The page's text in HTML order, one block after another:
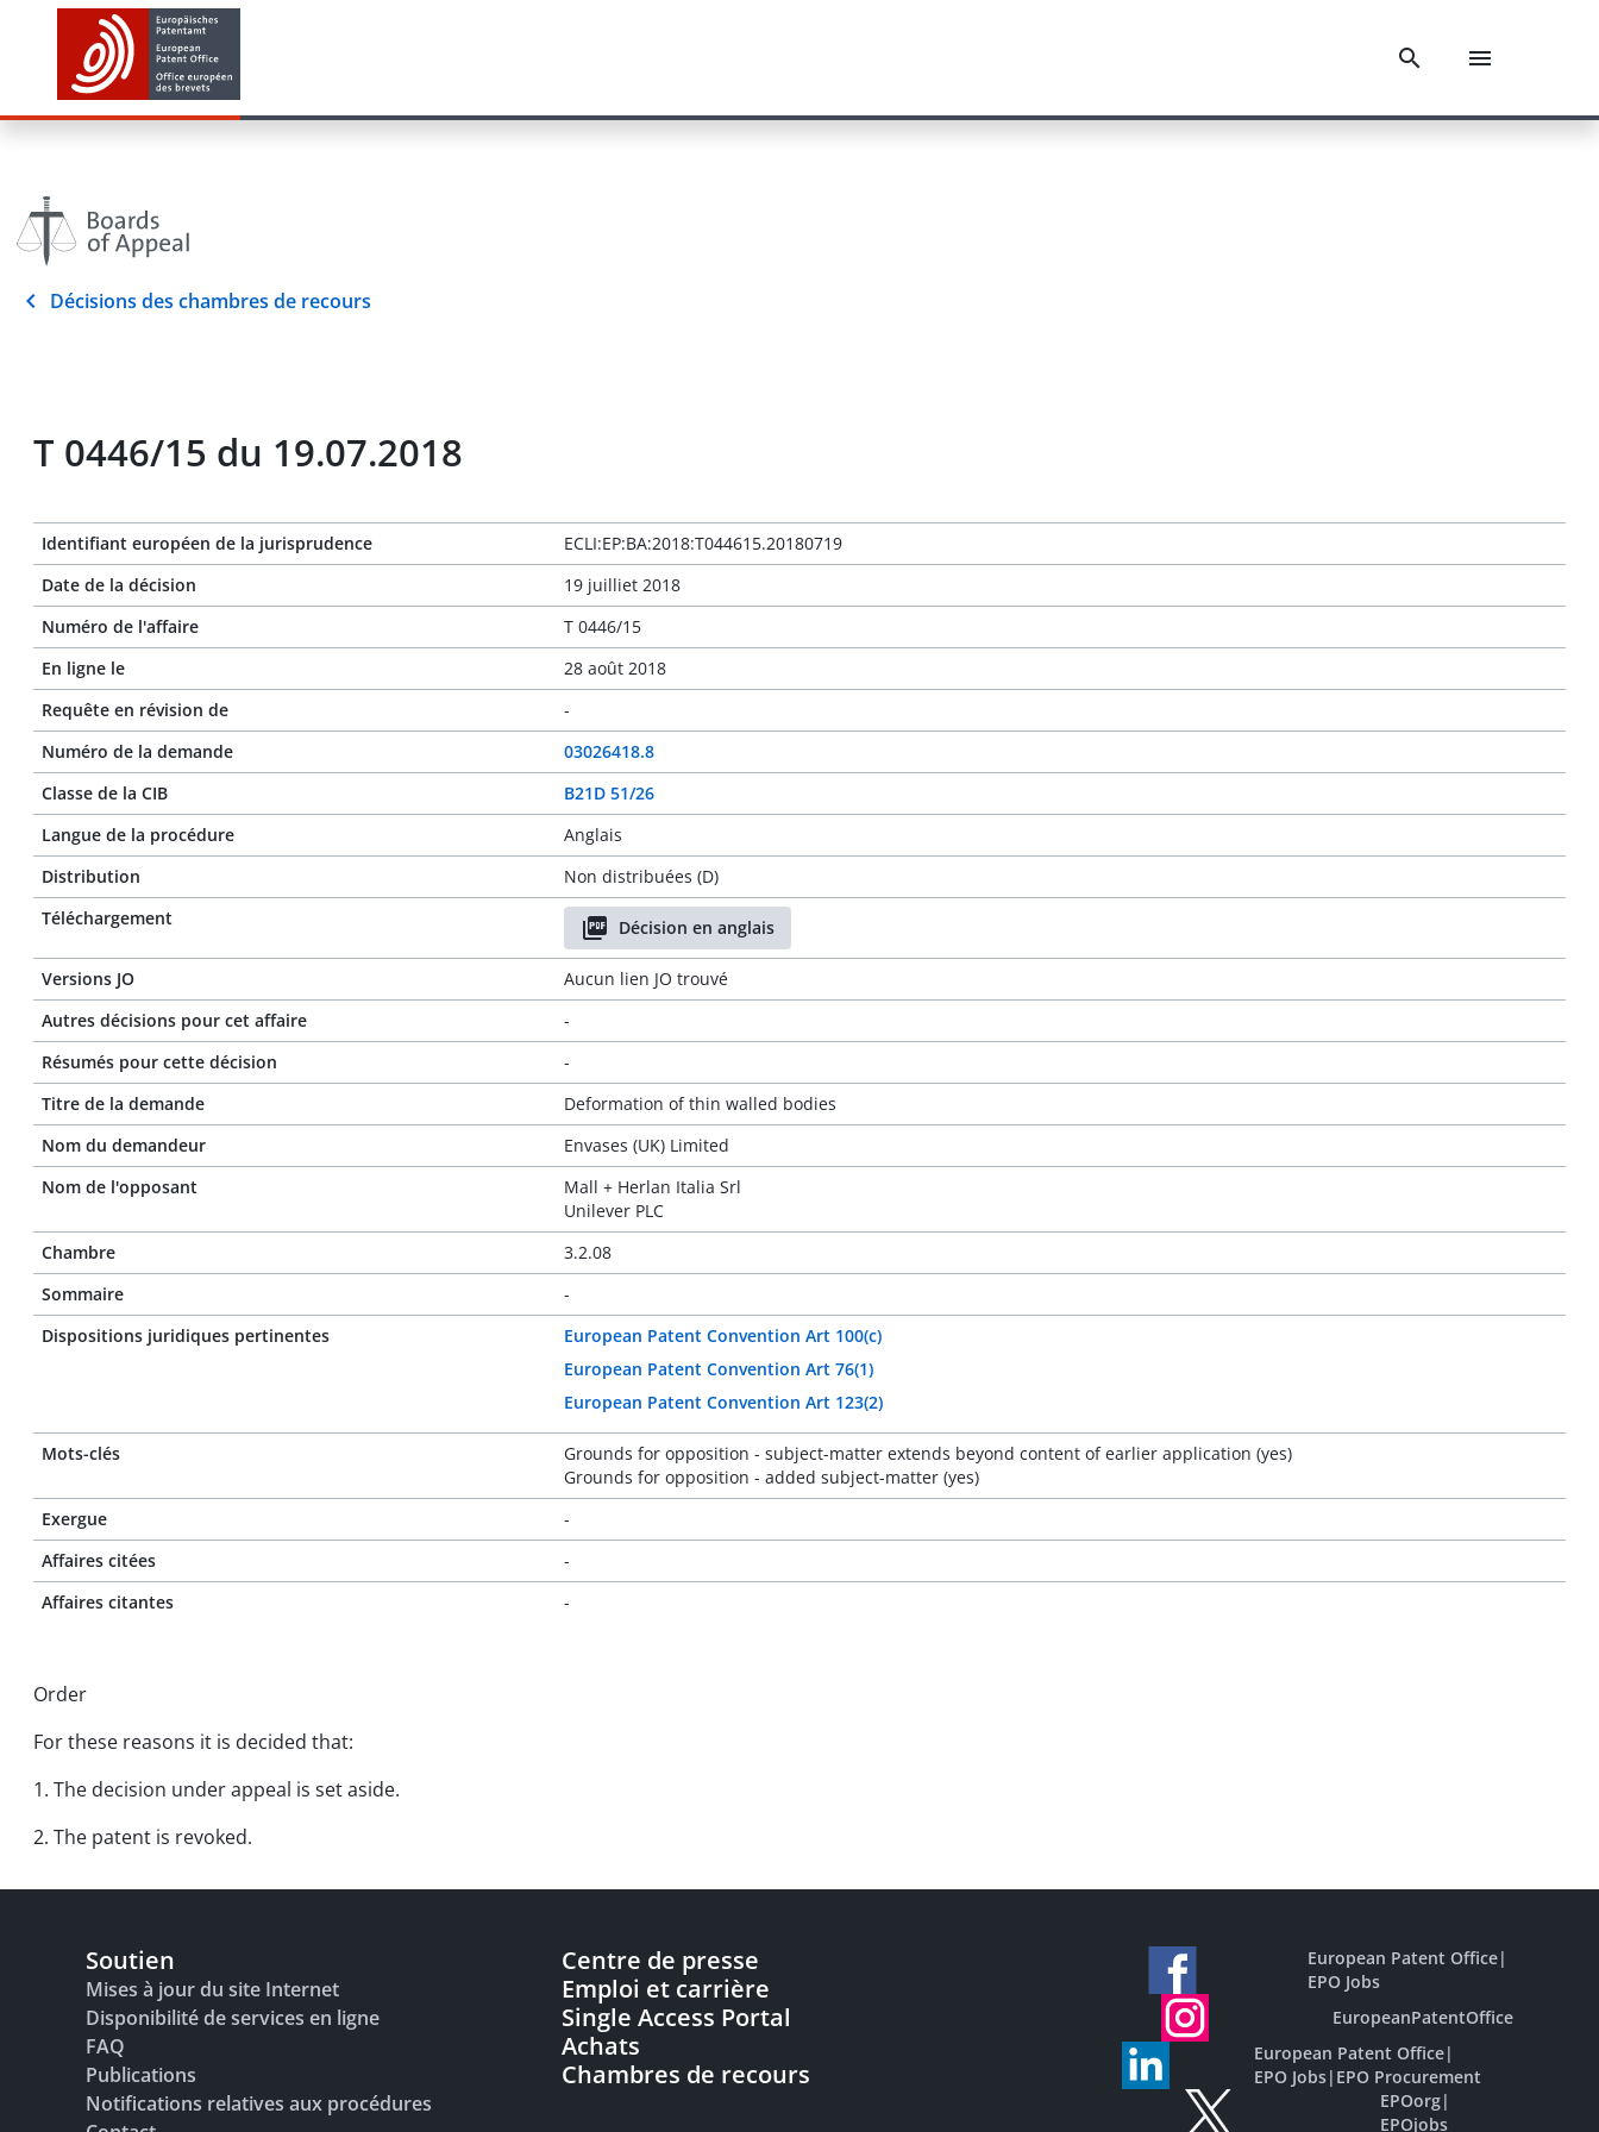
Décisions des chambres de recours
T 0446/15 du 19.07.2018
Identifiant européen de la jurisprudence
ECLI:EP:BA:2018:T044615.20180719
Date de la décision
19 juilliet 2018
Numéro de l'affaire
T 0446/15
En ligne le
28 août 2018
Requête en révision de
-
Numéro de la demande
03026418.8
Classe de la CIB
B21D 51/26
Langue de la procédure
Anglais
Distribution
Non distribuées (D)
Téléchargement
Décision en anglais
Versions JO
Aucun lien JO trouvé
Autres décisions pour cet affaire
-
Résumés pour cette décision
-
Titre de la demande
Deformation of thin walled bodies
Nom du demandeur
Envases (UK) Limited
Nom de l'opposant
Mall + Herlan Italia Srl
Unilever PLC
Chambre
3.2.08
Sommaire
-
Dispositions juridiques pertinentes
European Patent Convention Art 100(c)
European Patent Convention Art 76(1)
European Patent Convention Art 123(2)
Mots-clés
Grounds for opposition - subject-matter extends beyond content of earlier application (yes)
Grounds for opposition - added subject-matter (yes)
Exergue
-
Affaires citées
-
Affaires citantes
-
Order
For these reasons it is decided that:
1. The decision under appeal is set aside.
2. The patent is revoked.
Soutien
Mises à jour du site Internet
Disponibilité de services en ligne
FAQ
Publications
Notifications relatives aux procédures
Centre de presse
Emploi et carrière
Single Access Portal
Achats
Chambres de recours
European Patent Office|
EPO Jobs
EuropeanPatentOffice
European Patent Office|
EPO Jobs| EPO Procurement
EPOorg|
EPOjobs